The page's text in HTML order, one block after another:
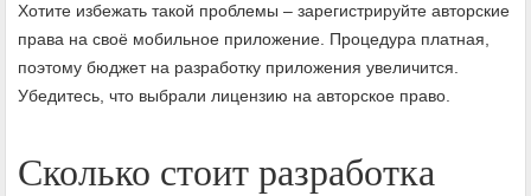
Хотите избежать такой проблемы – зарегистрируйте авторские
права на своё мобильное приложение. Процедура платная,
поэтому бюджет на разработку приложения увеличится.
Убедитесь, что выбрали лицензию на авторское право.
Сколько стоит разработка